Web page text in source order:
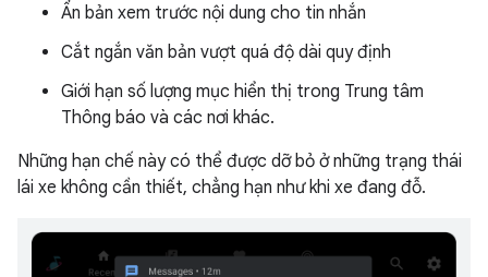
Ẩn bản xem trước nội dung cho tin nhắn
Cắt ngắn văn bản vượt quá độ dài quy định
Giới hạn số lượng mục hiển thị trong Trung tâm
Thông báo và các nơi khác.
Những hạn chế này có thể được dỡ bỏ ở những trạng thái
lái xe không cần thiết, chẳng hạn như khi xe đang đỗ.